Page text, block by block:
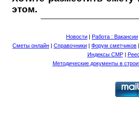
этом.
Новости | Работа : Вакансии
Сметы онлайн | Справочники | Форум сметчиков
Индексы СМР|
Методические документы в